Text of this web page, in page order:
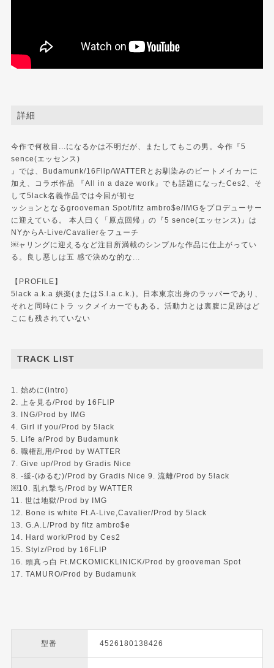
詳細
今作で何枚目...になるかは不明だが、またしてもこの男。今作『5
sence(エッセンス)
』では、Budamunk/16Flip/WATTERとお馴染みのビートメイカーに
加え、コラボ作品 『All in a daze work』でも話題になったCes2、そ
して5lack名義作品では今回が初セ
ッションとなるgrooveman Spot/fitz ambro$e/IMGをプロデューサー
に迎えている。 本人曰く「原点回帰」の『5 sence(エッセンス)』は
NYからA-Live/Cavalierをフューチ
￼ャリングに迎えるなど注目所満載のシンプルな作品に仕上がってい
る。良し悪しは五 感で決めな的な...
【PROFILE】
5lack a.k.a 娯楽(またはS.l.a.c.k.)。日本東京出身のラッパーであり、
それと同時にトラ ックメイカーでもある。活動力とは裏腹に足跡はど
こにも残されていない
TRACK LIST
1. 始めに(intro)
2. 上を見る/Prod by 16FLIP
3. ING/Prod by IMG
4. Girl if you/Prod by 5lack
5. Life a/Prod by Budamunk
6. 職権乱用/Prod by WATTER
7. Give up/Prod by Gradis Nice
8. -緩-(ゆるむ)/Prod by Gradis Nice 9. 流離/Prod by 5lack
￼10. 乱れ撃ち/Prod by WATTER
11. 世は地獄/Prod by IMG
12. Bone is white Ft.A-Live,Cavalier/Prod by 5lack
13. G.A.L/Prod by fitz ambro$e
14. Hard work/Prod by Ces2
15. Stylz/Prod by 16FLIP
16. 頭真っ白 Ft.MCKOMICKLINICK/Prod by grooveman Spot
17. TAMURO/Prod by Budamunk
型番 4526180138426